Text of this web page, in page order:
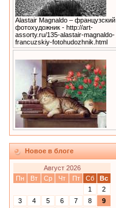
Alastair Magnaldo – французский
фотохудожник - http://art-
assorty.ru/135-alastair-magnaldo-
francuzskiy-fotohudozhnik.html
Новое в блоге
Август 2026
Пн
Вт Ср Чт Пт Сб
Вс
1
2
3
4 5 6 7 8
9